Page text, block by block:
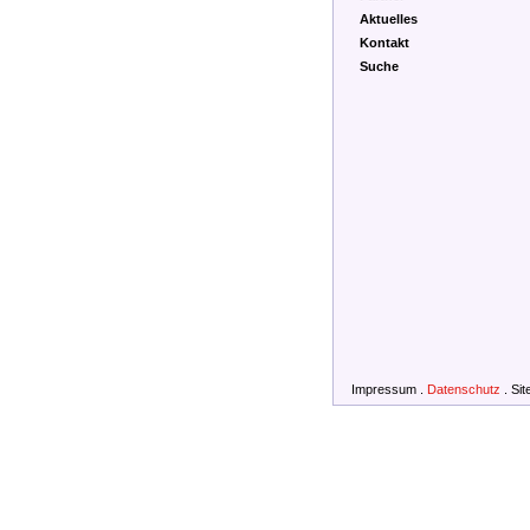
Aktuelles
Kontakt
Suche
Impressum Datenschutz